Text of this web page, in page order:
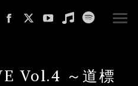
Facebook
in
X
in
YouTube
in
Music
in
Spotify
in
Vol.4 ～道標